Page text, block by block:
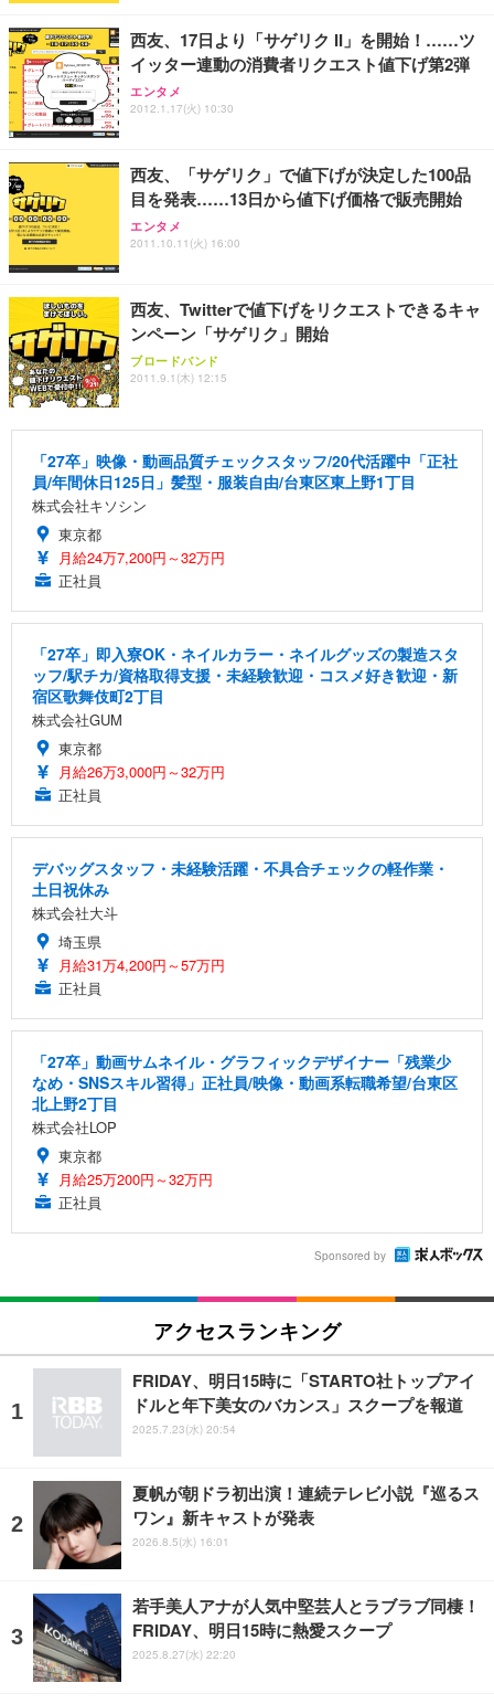
西友、17日より「サゲリク II」を開始！……ツ
イッター連動の消費者リクエスト値下げ第2弾
エンタメ
2012.1.17(火) 10:30
西友、「サゲリク」で値下げが決定した100品
目を発表……13日から値下げ価格で販売開始
エンタメ
2011.10.11(火) 16:00
西友、Twitterで値下げをリクエストできるキャ
ンペーン「サゲリク」開始
ブロードバンド
2011.9.1(木) 12:15
「27卒」映像・動画品質チェックスタッフ/20代活躍中「正社
員/年間休日125日」髪型・服装自由/台東区東上野1丁目
株式会社キソシン
東京都
月給24万7,200円～32万円
正社員
「27卒」即入寮OK・ネイルカラー・ネイルグッズの製造スタ
ッフ/駅チカ/資格取得支援・未経験歓迎・コスメ好き歓迎・新
宿区歌舞伎町2丁目
株式会社GUM
東京都
月給26万3,000円～32万円
正社員
デバッグスタッフ・未経験活躍・不具合チェックの軽作業・
土日祝休み
株式会社大斗
埼玉県
月給31万4,200円～57万円
正社員
「27卒」動画サムネイル・グラフィックデザイナー「残業少
なめ・SNSスキル習得」正社員/映像・動画系転職希望/台東区
北上野2丁目
株式会社LOP
東京都
月給25万200円～32万円
正社員
Sponsored by
アクセスランキング
FRIDAY、明日15時に「STARTO社トップアイ
ドルと年下美女のバカンス」スクープを報道
2025.7.23(水) 20:54
夏帆が朝ドラ初出演！連続テレビ小説『巡るス
ワン』新キャストが発表
2026.8.5(水) 16:01
若手美人アナが人気中堅芸人とラブラブ同棲！
FRIDAY、明日15時に熱愛スクープ
2025.8.27(水) 22:20